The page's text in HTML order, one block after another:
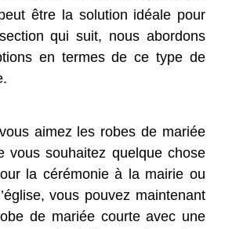
être la solution idéale pour
qui suit, nous abordons
en termes de ce type de
aimez les robes de mariée
vous souhaitez quelque chose
la cérémonie à la mairie ou
vous pouvez maintenant
de mariée courte avec une